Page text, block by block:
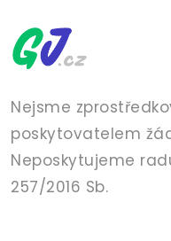
Nejsme
poskytovatelem
Neposkytujeme
257/2016 Sb.